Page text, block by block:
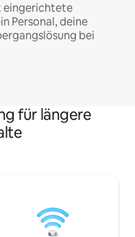
eingerichtete
Personal, deine
bei
für längere